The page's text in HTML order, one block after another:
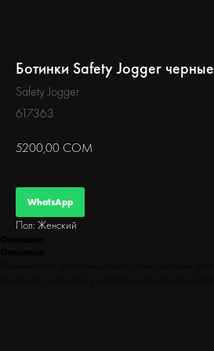
Ботинки Safety Jogger черные
Safety Jogger
617363
5200,00 СОМ
WhatsApp
Пол: Женский